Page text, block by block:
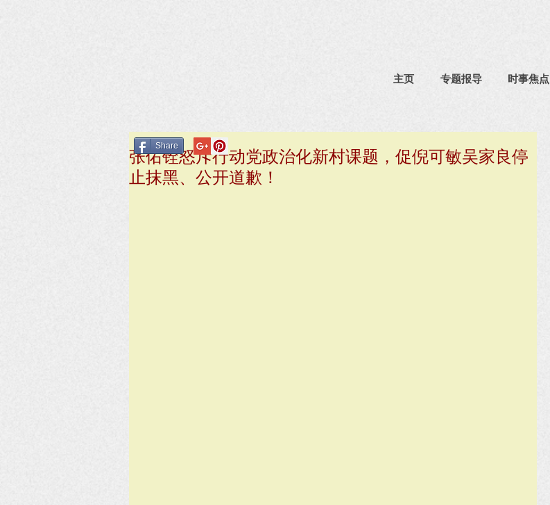
主页 专题报导 时事焦点
张佑铨怒斥行动党政治化新村课题，促倪可敏吴家良停
止抹黑、公开道歉！
Share